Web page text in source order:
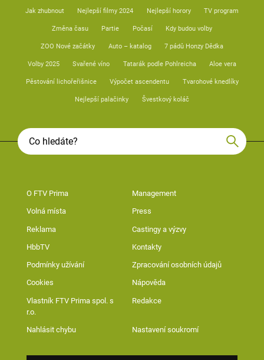
Jak zhubnout Nejlepší filmy 2024 Nejlepší horory TV program
Změna času Partie Počasí Kdy budou volby
ZOO Nové začátky Auto – katalog 7 pádů Honzy Dědka
Volby 2025 Svařené víno Tatarák podle Pohlreicha Aloe vera
Pěstování lichořeřišnice Výpočet ascendentu Tvarohové knedlíky
Nejlepší palačinky Švestkový koláč
O FTV Prima Management
Volná místa Press
Reklama Castingy a výzvy
HbbTV Kontakty
Podmínky užívání Zpracování osobních údajů
Cookies Nápověda
Vlastník FTV Prima spol. s
r.o.
Redakce
Nahlásit chybu Nastavení soukromí